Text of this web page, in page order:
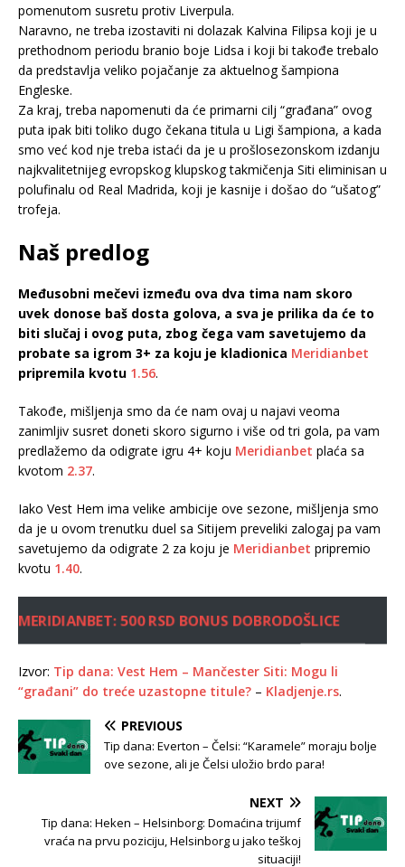
pomenutom susretu protiv Liverpula.
Naravno, ne treba izostaviti ni dolazak Kalvina Filipsa koji je u
prethodnom periodu branio boje Lidsa i koji bi takođe trebalo
da predstavlja veliko pojačanje za aktuelnog šampiona
Engleske.
Za kraj, treba napomenuti da će primarni cilj “građana” ovog
puta ipak biti toliko dugo čekana titula u Ligi šampiona, a kada
smo već kod nje treba istaći da je u prošlosezonskom izdanju
najkvalitetnijeg evropskog klupskog takmičenja Siti eliminisan u
polufinalu od Real Madrida, koji je kasnije i došao do “ušatog”
trofeja.
Naš predlog
Međusobni mečevi između ova dva tima nam skoro
uvek donose baš dosta golova, a sva je prilika da će to
biti slučaj i ovog puta, zbog čega vam savetujemo da
probate sa igrom 3+ za koju je kladionica Meridianbet
pripremila kvotu 1.56.
Takođe, mišljenja smo da će nam ovaj u najavi veoma
zanimljiv susret doneti skoro sigurno i više od tri gola, pa vam
predlažemo da odigrate igru 4+ koju Meridianbet plaća sa
kvotom 2.37.
Iako Vest Hem ima velike ambicije ove sezone, mišljenja smo
da je u ovom trenutku duel sa Sitijem preveliki zalogaj pa vam
savetujemo da odigrate 2 za koju je Meridianbet pripremio
kvotu 1.40.
MERIDIANBET: 500 RSD BONUS DOBRODOŠLICE
Izvor: Tip dana: Vest Hem – Mančester Siti: Mogu li
“građani” do treće uzastopne titule? – Kladjenje.rs.
PREVIOUS
Tip dana: Everton – Čelsi: “Karamele” moraju bolje
ove sezone, ali je Čelsi uložio brdo para!
NEXT
Tip dana: Heken – Helsinborg: Domaćina trijumf
vraća na prvu poziciju, Helsinborg u jako teškoj
situaciji!